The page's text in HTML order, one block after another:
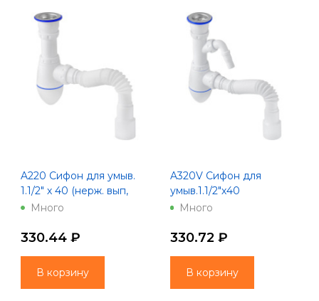
A220 Сифон для умыв.
1.1/2" х 40 (нерж. вып,
винт 80 мм) с унив. г. т.
Много
330.44 ₽
В корзину
A320V Сифон для
умыв.1.1/2"х40
(нерж.вып,отвод для
унив.г.т.40х40/50Unicorn
Много
330.72 ₽
В корзину